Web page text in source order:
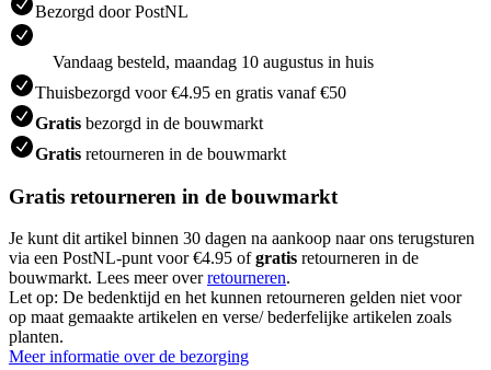
Bezorgd door PostNL
Vandaag besteld, maandag 10 augustus in huis
Thuisbezorgd voor €4.95 en gratis vanaf €50
Gratis bezorgd in de bouwmarkt
Gratis retourneren in de bouwmarkt
Gratis retourneren in de bouwmarkt
Je kunt dit artikel binnen 30 dagen na aankoop naar ons terugsturen
via een PostNL-punt voor €4.95 ofgratis retourneren in de
bouwmarkt. Lees meer overretourneren.
Let op: De bedenktijd en het kunnen retourneren gelden niet voor
op maat gemaakte artikelen en verse/ bederfelijke artikelen zoals
planten.
Meer informatie over de bezorging